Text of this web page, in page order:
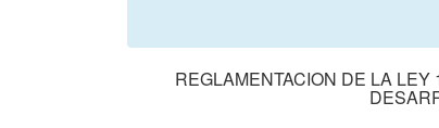
REGLAMENTACION DE LA